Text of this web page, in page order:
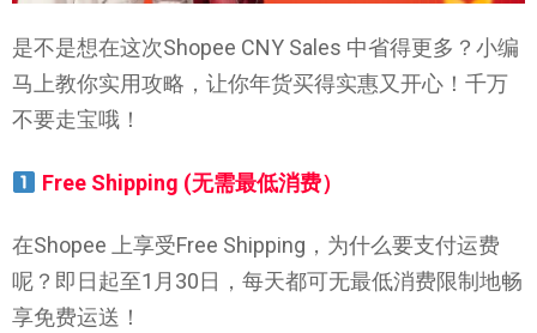
是不是想在这次Shopee CNY Sales 中省得更多？小编
马上教你实用攻略，让你年货买得实惠又开心！千万
不要走宝哦！
Free Shipping (无需最低消费）
在Shopee 上享受Free Shipping，为什么要支付运费
呢？即日起至1月30日，每天都可无最低消费限制地畅
享免费运送！